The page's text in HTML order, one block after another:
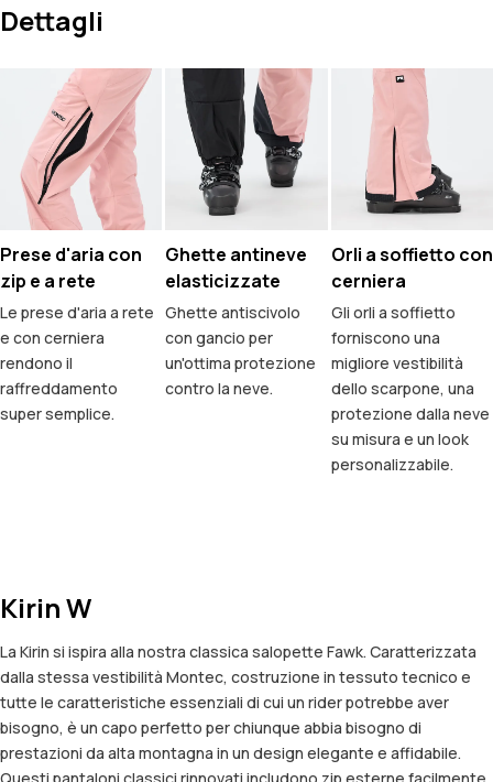
Dettagli
Prese d'aria con
zip e a rete
Le prese d'aria a rete
e con cerniera
rendono il
raffreddamento
super semplice.
Ghette antineve
elasticizzate
Ghette antiscivolo
con gancio per
un'ottima protezione
contro la neve.
Orli a soffietto con
cerniera
Gli orli a soffietto
forniscono una
migliore vestibilità
dello scarpone, una
protezione dalla neve
su misura e un look
personalizzabile.
Kirin W
La Kirin si ispira alla nostra classica salopette Fawk. Caratterizzata
dalla stessa vestibilità Montec, costruzione in tessuto tecnico e
tutte le caratteristiche essenziali di cui un rider potrebbe aver
bisogno, è un capo perfetto per chiunque abbia bisogno di
prestazioni da alta montagna in un design elegante e affidabile.